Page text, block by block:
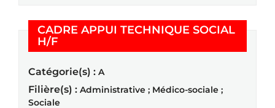
CADRE APPUI TECHNIQUE SOCIAL
H/F(Nouvelle fenêtre)
Catégorie(s) : A
Filière(s) : Administrative ; Médico-sociale ;
Sociale